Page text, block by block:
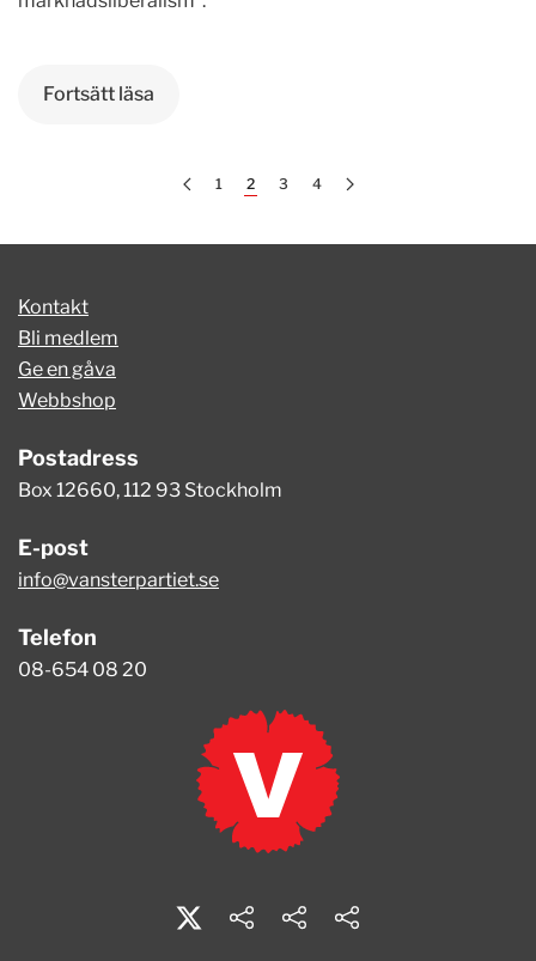
Fortsätt läsa
1 2 3 4
Kontakt
Bli medlem
Ge en gåva
Webbshop
Postadress
Box 12660, 112 93 Stockholm
E-post
info@vansterpartiet.se
Telefon
08-654 08 20